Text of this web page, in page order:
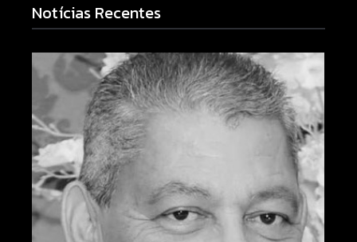
Notícias Recentes